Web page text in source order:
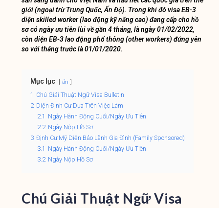
giới (ngoại trừ Trung Quốc, Ấn Độ). Trong khi đó visa EB-3
diện skilled worker (lao động kỹ năng cao) đang cấp cho hồ
sơ có ngày ưu tiên lùi về gần 4 tháng, là ngày 01/02/2022,
còn diện EB-3 lao động phổ thông (other workers) đứng yên
so với tháng trước là 01/01/2020.
Mục lục ẩn
1 Chú Giải Thuật Ngữ Visa Bulletin
2 Diện Định Cư Dựa Trên Việc Làm
2.1 Ngày Hành Động Cuối/Ngày Ưu Tiên
2.2 Ngày Nộp Hồ Sơ
3 Định Cư Mỹ Diện Bảo Lãnh Gia Đình (Family Sponsored)
3.1 Ngày Hành Động Cuối/Ngày Ưu Tiên
3.2 Ngày Nộp Hồ Sơ
Chú Giải Thuật Ngữ Visa